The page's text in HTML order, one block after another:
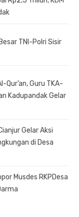
TNI-Polri Sisir
Qur’an, Guru TKA-
Kadupandak Gelar
Gelar Aksi
di Desa
Musdes RKPDesa